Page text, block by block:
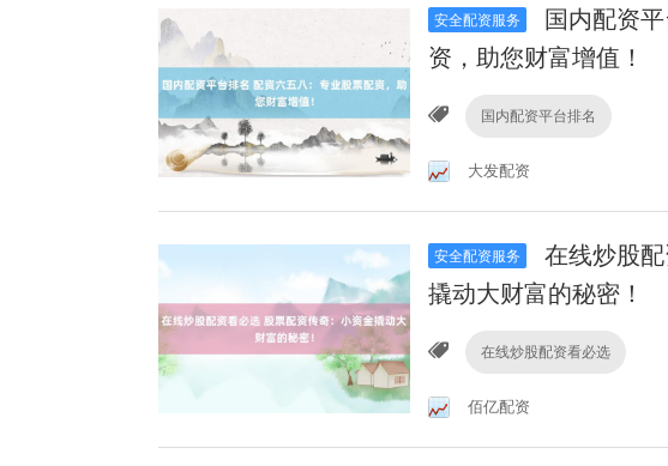
安全配资服务
国内配资
资，助您财富增值！
国内配资平台排名
大发配资
安全配资服务
在线炒股
撬动大财富的秘密！
在线炒股配资看必选
佰亿配资